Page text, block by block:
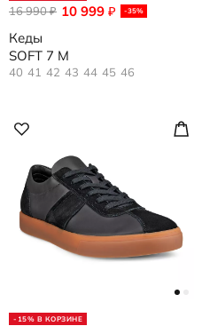
10 999 ₽ -35%
16 990₽
Кеды
SOFT 7 M
40 41 42 43 44 45 46
-15% В КОРЗИНЕ